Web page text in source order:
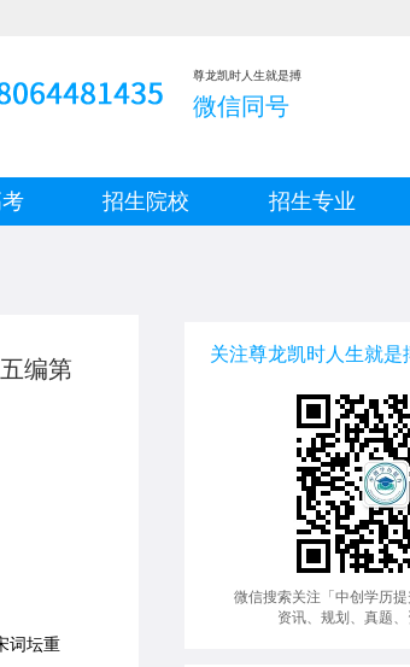
尊龙凯时人生就是搏
微信同号
招生院校 招生专业
编第
词坛重
关注尊龙凯时人生就是
微信搜索关注「中创学历
资讯、规划、真题